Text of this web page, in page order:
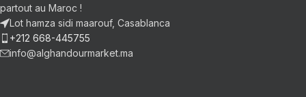
partout au Maroc !
Lot hamza sidi maarouf, Casablanca
+212 668-445755
info@alghandourmarket.ma